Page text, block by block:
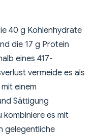
40 g Kohlenhydrate
die 17 g Protein
eines 417-
vermeide es als
einem
Sättigung
kombiniere es mit
gelegentliche